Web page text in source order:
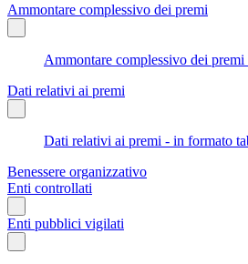
Ammontare complessivo dei premi
Ammontare complessivo dei
Dati relativi ai premi
Dati relativi ai premi - in formato
Benessere organizzativo
Enti controllati
Enti pubblici vigilati